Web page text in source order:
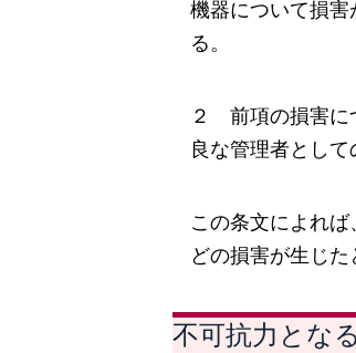
機器について損
る。
２ 前項の損害に
良な管理者とし
この条文によれ
どの損害が生じ
不可抗力とな